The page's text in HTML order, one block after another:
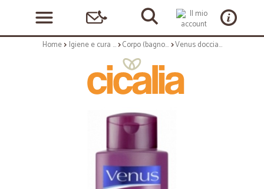
Home Igiene e cura personale Corpo (bagnoschiuma, crema corpo) Venus doccia cannella/arancio - ml.250